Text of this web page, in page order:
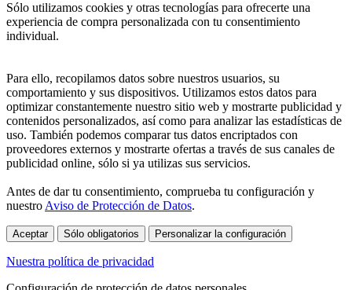
Sólo utilizamos cookies y otras tecnologías para ofrecerte una
experiencia de compra personalizada con tu consentimiento
individual.
Para ello, recopilamos datos sobre nuestros usuarios, su
comportamiento y sus dispositivos. Utilizamos estos datos para
optimizar constantemente nuestro sitio web y mostrarte publicidad y
contenidos personalizados, así como para analizar las estadísticas de
uso. También podemos comparar tus datos encriptados con
proveedores externos y mostrarte ofertas a través de sus canales de
publicidad online, sólo si ya utilizas sus servicios.
Antes de dar tu consentimiento, comprueba tu configuración y
nuestro Aviso de Protección de Datos.
Aceptar Sólo obligatorios Personalizar la configuración
Nuestra política de privacidad